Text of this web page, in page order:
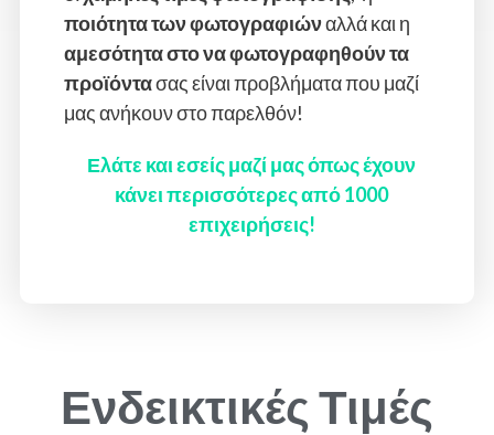
ποιότητα των φωτογραφιώναλλά και η
αμεσότητα στο να φωτογραφηθούν τα
προϊόντασας είναι προβλήματα που μαζί
μας ανήκουν στο παρελθόν!
Ελάτε και εσείς μαζί μας όπως έχουν
κάνει περισσότερες από 1000
επιχειρήσεις!
Ενδεικτικές Τιμές